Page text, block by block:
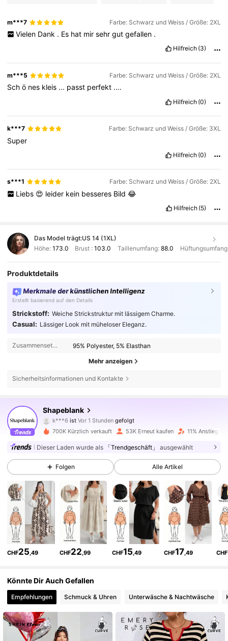
m***7 Farbe: Schwarz und Weiss / Größe: 2XL
Vielen Dank . Es hat mir sehr gut gefallen .
Hilfreich (3)
m***5 Farbe: Schwarz und Weiss / Größe: 2XL
Schö nes kleis ... passt perfekt ....
Hilfreich (0)
k***7 Farbe: Schwarz und Weiss / Größe: 3XL
Super
Hilfreich (0)
s***1 Farbe: Schwarz und Weiss / Größe: 2XL
Liebs 😍 leider kein besseres Bild 😂
Hilfreich (5)
Das Model trägt:US 14 (1XL)
Höhe: 173.0 Brust :103.0 Taillenumfang: 88.0
Produktdetails
Merkmale der künstlichen Intelligenz
Erstellt basierend auf den Details
Strickstoff: Weiche Strickstruktur mit lässigem Charme.
Casual: Lässiger Look mit müheloser Eleganz.
Zusammensetzung: 95% Polyester, 5% Elasthan
Mehr anzeigen
Sicherheitsinformationen und Kontakte
Shapeblank
31K Follower
k***6istVor 1 Stunden
s***h ist am Durchsuchen
4,63
31K Follower
4,63 31K Follower
4,63 31K Follower
4,63 31K Follower
4,63 31K Follower
4,63 31K Follower
700K Kürzlich verkauft 53K Erneut kaufen 11% Anstieg
Dieser Laden wurde als 「Trendgeschäft」 ausgewählt
Folgen Alle Artikel
CHF25 ,49 CHF22 ,99 CHF15 ,49 CHF17 ,49 CHF
Könnte Dir Auch Gefallen
Empfehlungen Schmuck & Uhren Unterwäsche & Nachtwäsche